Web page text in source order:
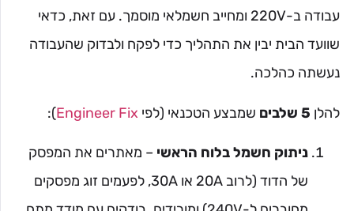
עבודה ב-220V ומחייב חשמלאי מוסמך. עם זאת, כדאי
שוועד הבית יבין את התהליך כדי לפקח ולבדוק שהעבודה
נעשתה כהלכה.
להלן 5 שלבים שמבצע הטכנאי (לפי Engineer Fix
):
ניתוק חשמל בלוח הראשי – מאתרים את המפסק
של הדוד (לרוב 20A או 30A, לפעמים זוג מפסקים